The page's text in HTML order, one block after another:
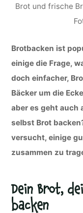
Brot und frische
Brotbacken ist
einige die Frage,
doch einfacher,
Bäcker um die
aber es geht auch
selbst Brot
versucht, einige
zusammen zu
Dein Brot,
backen